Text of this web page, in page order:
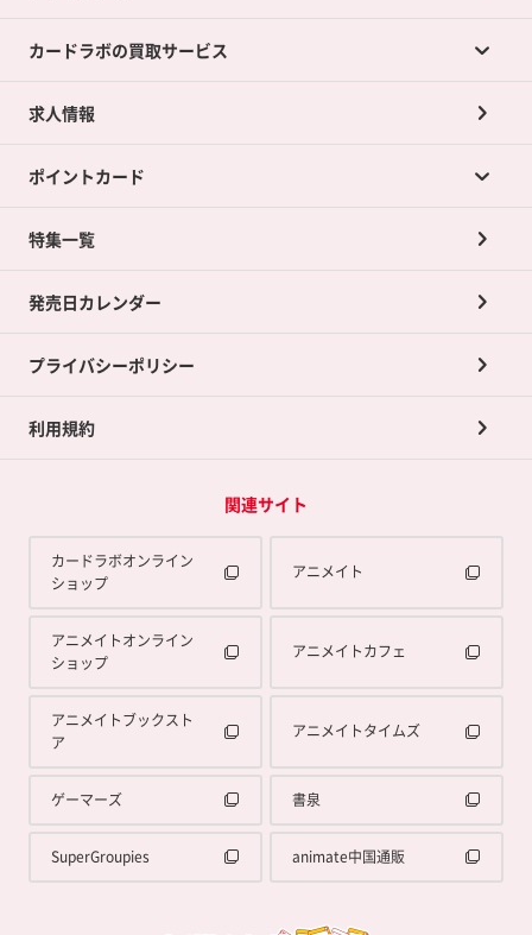
カードラボの買取サービス
カードラボの買取サービスTOP
店舗買取について
ネット買取について
買取承諾書について
求人情報
ポイントカード
ポイントカードTOP
ポイント交換景品
特集一覧
発売日カレンダー
プライバシーポリシー
利用規約
関連サイト
カードラボオンライン
ショップ
アニメイト
アニメイトオンライン
ショップ
アニメイトカフェ
アニメイトブックスト
ア
アニメイトタイムズ
ゲーマーズ 書泉
SuperGroupies animate中国通販